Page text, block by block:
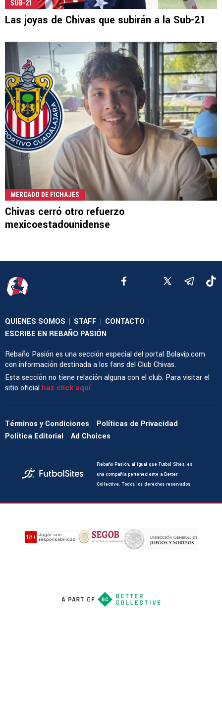
SUB-21
Las joyas de Chivas que subirán a la Sub-21
MERCADO DE FICHAJES
Chivas cerró otro refuerzo
mexicoestadounidense
QUIENES SOMOS STAFF CONTACTO
ESCRIBE EN REBAÑO PASIÓN
Rebaño Pasión es una sección especial del portal Bolavip.com
con información destinada a los fans del Club Chivas.
Esta sección no tiene relación alguna con el club. Para visitar el
sitio oficial haz click aquí
Términos y Condiciones
Políticas de Privacidad
Política Editorial
Ad Choices
Rebaño Pasión, al igual que Futbol Sites, es
una compañía perteneciente a Better
Collective. Todos los derechos reservados.